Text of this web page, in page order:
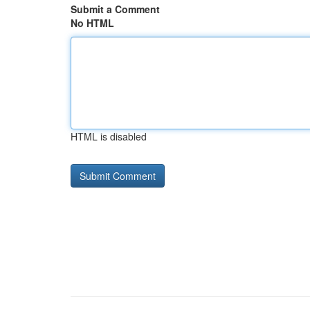
Submit a Comment
No HTML
HTML is disabled